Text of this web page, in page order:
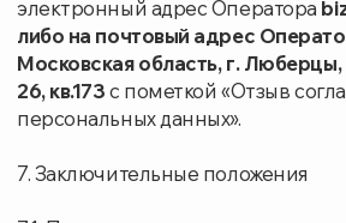
Политика конфиденциальности